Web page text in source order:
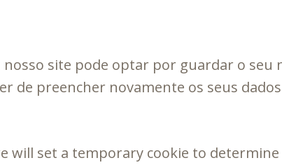
site pode optar por guardar o seu
de preencher novamente os seus
will set a temporary cookie to